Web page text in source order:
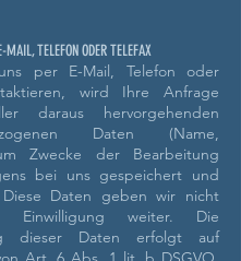
MAIL, TELEFON ODER TELEFAX
per E-Mail, Telefon oder
wird Ihre Anfrage
daraus hervorgehenden
Daten (Name,
Zwecke der Bearbeitung
bei uns gespeichert und
Daten geben wir nicht
Einwilligung weiter. Die
dieser Daten erfolgt auf